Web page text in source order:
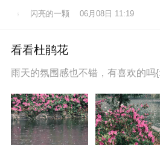
闪亮的一颗 06月08日 11:19
看看杜鹃花
雨天的氛围感也不错，有喜欢的吗